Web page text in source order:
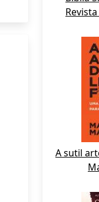
A sutil